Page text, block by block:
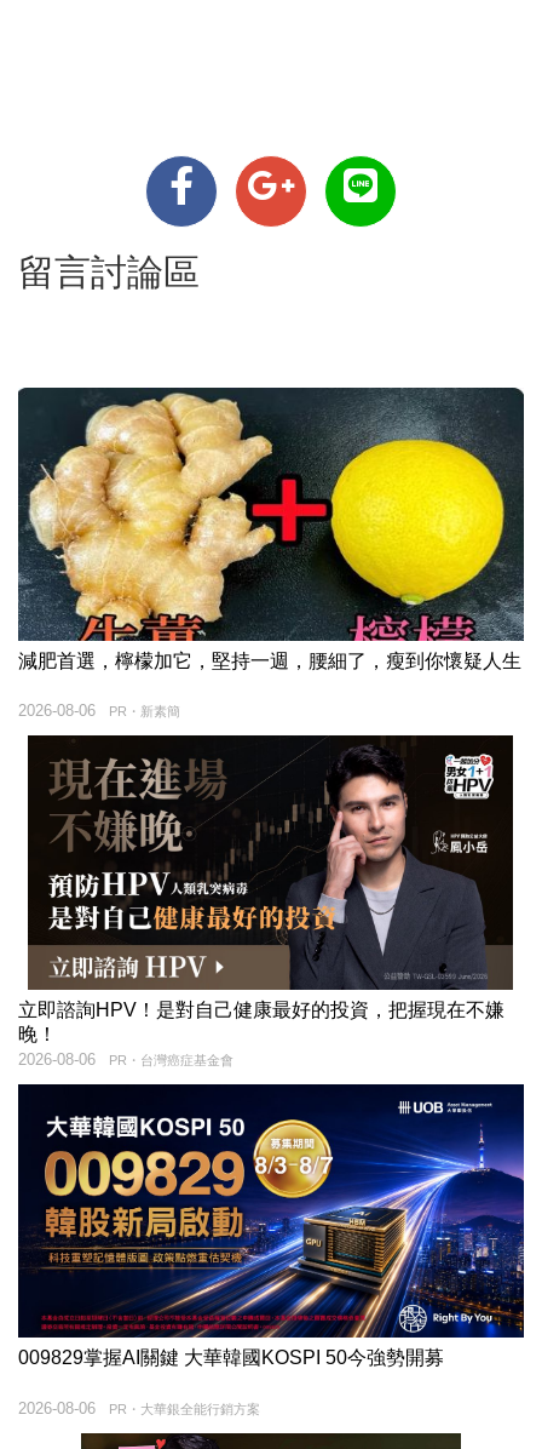
留言討論區
減肥首選，檸檬加它，堅持一週，腰細了，瘦到你懷疑人生
PR・新素簡
2026-08-06
立即諮詢HPV！是對自己健康最好的投資，把握現在不嫌
晚！
PR・台灣癌症基金會
2026-08-06
009829掌握AI關鍵 大華韓國KOSPI 50今強勢開募
PR・大華銀全能行銷方案
2026-08-06